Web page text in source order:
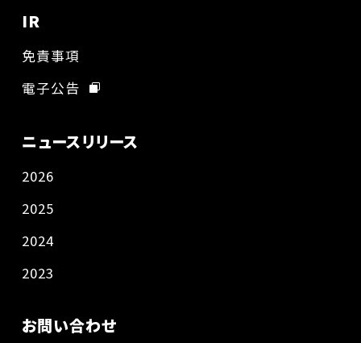
IR
免責事項
電子公告
ニュースリリース
2026
2025
2024
2023
お問い合わせ